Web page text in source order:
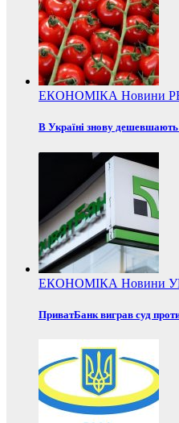
ЕКОНОМІКА Новини
В Україні знову
ЕКОНОМІКА Новини
ПриватБанк виграв суд